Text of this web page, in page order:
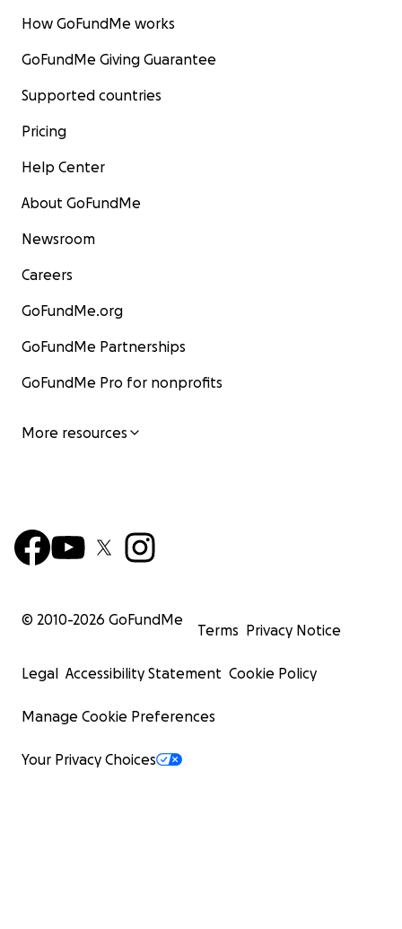
How GoFundMe works
GoFundMe Giving Guarantee
Supported countries
Pricing
Help Center
About GoFundMe
Newsroom
Careers
GoFundMe.org
GoFundMe Partnerships
GoFundMe Pro for nonprofits
More resources
© 2010-2026 GoFundMe
Terms Privacy Notice
Legal Accessibility Statement Cookie Policy
Manage Cookie Preferences
Your Privacy Choices